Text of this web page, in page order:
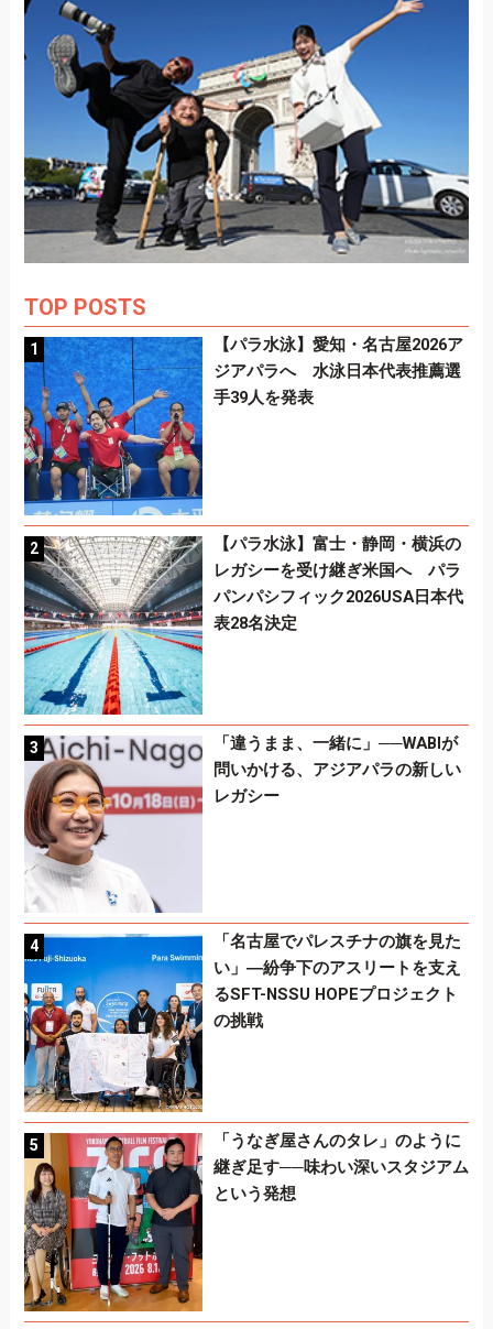
TOP POSTS
【パラ水泳】愛知・名古屋2026ア
ジアパラへ 水泳日本代表推薦選
手39人を発表
【パラ水泳】富士・静岡・横浜の
レガシーを受け継ぎ米国へ パラ
パンパシフィック2026USA日本代
表28名決定
「違うまま、一緒に」──WABIが
問いかける、アジアパラの新しい
レガシー
「名古屋でパレスチナの旗を見た
い」―紛争下のアスリートを支え
るSFT-NSSU HOPEプロジェクト
の挑戦
「うなぎ屋さんのタレ」のように
継ぎ足す──味わい深いスタジアム
という発想